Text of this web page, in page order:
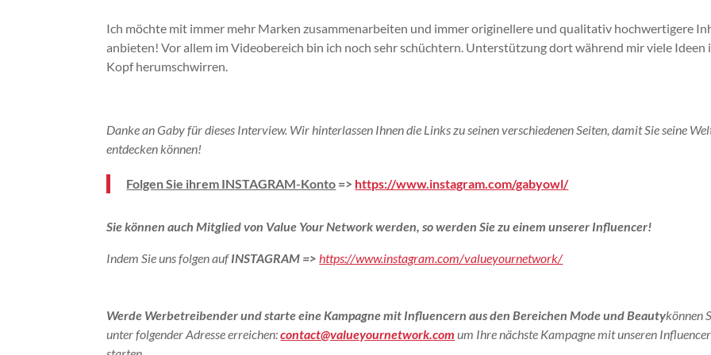
Ich möchte mit immer mehr Marken zusammenarbeiten und immer originellere und qualitativ hochwertigere
anbieten! Vor allem im Videobereich bin ich noch sehr schüchtern. Unterstützung dortwährend mir viele Ideen
Kopf herumschwirren.
Danke an Gaby für dieses Interview. Wir hinterlassen Ihnen die Links zu seinen verschiedenen Seiten, damit Sie seine
entdecken können!
Folgen Sie ihrem INSTAGRAM-Konto => https://www.instagram.com/gabyowl/
Sie können auch Mitglied von Value Your Network werden, so werden Sie zu einem unserer Influencer!
Indem Sie uns folgen aufINSTAGRAM => https://www.instagram.com/valueyournetwork/
Werde Werbetreibender und starte eine Kampagne mit Influencern aus den Bereichen Mode und Beautykönnen
unter folgender Adresse erreichen:contact@valueyournetwork.com um Ihre nächste Kampagne mit unseren